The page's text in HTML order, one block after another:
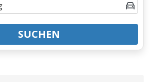
SUCHEN